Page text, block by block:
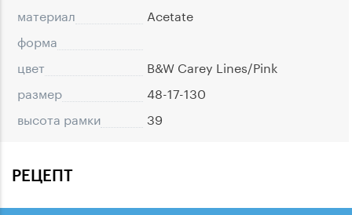
материал
Acetate
форма
цвет
B&W Carey Lines/Pink
размер
48-17-130
высота рамки
39
РЕЦЕПТ